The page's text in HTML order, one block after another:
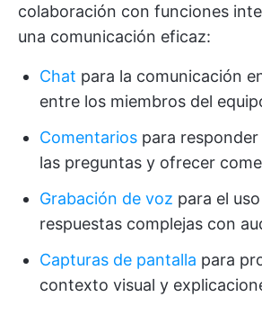
colaboración con funciones
una comunicación eficaz:
Chat para la comunicación
entre los miembros del
Comentarios para
las preguntas y ofrecer
Grabación de voz para el
respuestas complejas con
Capturas de pantalla para
contexto visual y